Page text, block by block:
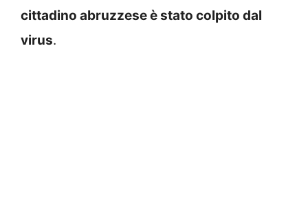
cittadino abruzzese è stato colpito dal
virus.